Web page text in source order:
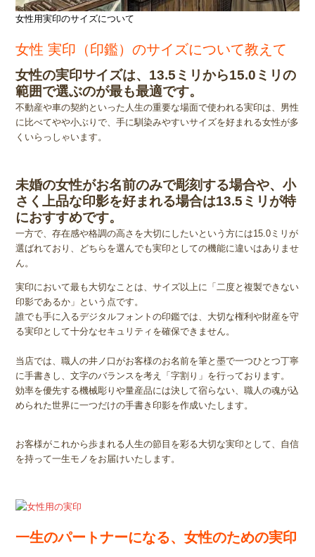
女性用実印のサイズについて
女性 実印（印鑑）のサイズについて教えて
女性の実印サイズは、13.5ミリから15.0ミリの
範囲で選ぶのが最も最適です。
不動産や車の契約といった人生の重要な場面で使われる実印は、男性
に比べてやや小ぶりで、手に馴染みやすいサイズを好まれる女性が多
くいらっしゃいます。
未婚の女性がお名前のみで彫刻する場合や、小
さく上品な印影を好まれる場合は13.5ミリが特
におすすめです。
一方で、存在感や格調の高さを大切にしたいという方には15.0ミリが
選ばれており、どちらを選んでも実印としての機能に違いはありませ
ん。
実印において最も大切なことは、サイズ以上に「二度と複製できない
印影であるか」という点です。
誰でも手に入るデジタルフォントの印鑑では、大切な権利や財産を守
る実印として十分なセキュリティを確保できません。
当店では、職人の井ノ口がお客様のお名前を筆と墨で一つひとつ丁寧
に手書きし、文字のバランスを考え「字割り」を行っております。
効率を優先する機械彫りや量産品には決して宿らない、職人の魂が込
められた世界に一つだけの手書き印影を作成いたします。
お客様がこれから歩まれる人生の節目を彩る大切な実印として、自信
を持って一生モノをお届けいたします。
一生のパートナーになる、女性のための実印